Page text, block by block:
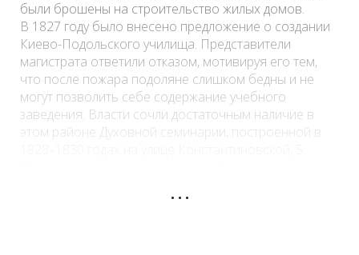
были брошены на строительство жилых домов.
В 1827 году было внесено предложение о создании
Киево-Подольского училища. Представители
магистрата ответили отказом, мотивируя его тем,
что после пожара подоляне слишком бедны и не
могут позволить себе содержание учебного
заведения. Власти сочли достаточным наличие в
этом районе Духовной семинарии, построенной в
рублей из средств, ассигнованных на строительство
...